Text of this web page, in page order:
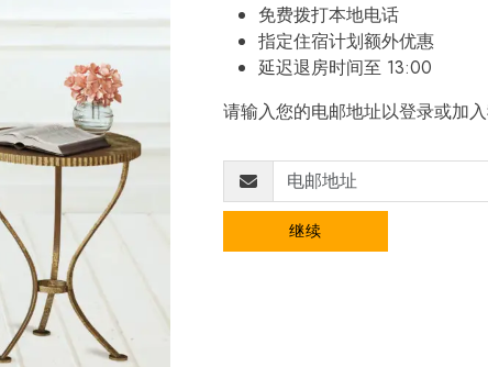
免费拨打本地电话
指定住宿计划额外优惠
延迟退房时间至 13:00
请输入您的电邮地址以登录或加入
继续